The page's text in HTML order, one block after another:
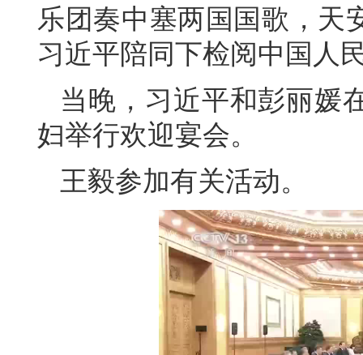
乐团奏中塞两国国歌，天
习近平陪同下检阅中国人
当晚，习近平和彭丽媛
妇举行欢迎宴会。
王毅参加有关活动。